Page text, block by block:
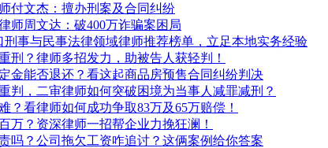
付文杰：擅办刑案及合同纠纷
师周文达：破400万诈骗案困局
刑事与民事法律领域律师推荐榜单，立足本地实务经验
刑？律师多招发力，助被告人获轻判！
金能否退还？看这起商品房预售合同纠纷判决
判，二审律师如何突破困境为当事人减罪减刑？
？看律师如何成功争取83万及65万赔偿！
万？资深律师一招帮企业力挽狂澜！
吗？公司拖欠工资咋追讨？这俩案例给你答案